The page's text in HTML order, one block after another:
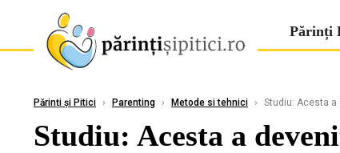
Părinți
Părinți și Pitici › Parenting › Metode si tehnici › Studiu: Acesta a
Studiu: Acesta a